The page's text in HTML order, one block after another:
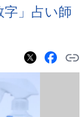
」占い師